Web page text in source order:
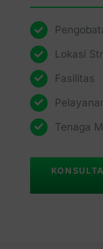
Lokasi
Fasilitas
Tenaga